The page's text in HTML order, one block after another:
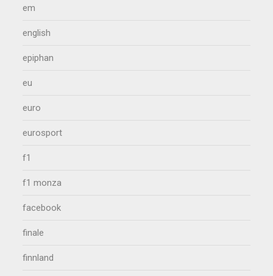
em
english
epiphan
eu
euro
eurosport
f1
f1 monza
facebook
finale
finnland